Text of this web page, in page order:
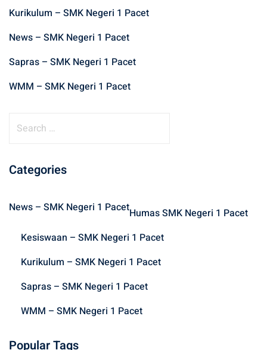
Kurikulum – SMK Negeri 1 Pacet
News – SMK Negeri 1 Pacet
Sapras – SMK Negeri 1 Pacet
WMM – SMK Negeri 1 Pacet
r
f
Categories
News – SMK Negeri 1 PacetHumas SMK Negeri 1 Pacet
Kesiswaan – SMK Negeri 1 Pacet
Kurikulum – SMK Negeri 1 Pacet
Sapras – SMK Negeri 1 Pacet
WMM – SMK Negeri 1 Pacet
Popular Tags